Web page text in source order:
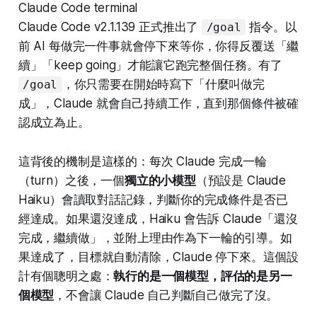
Claude Code terminal
Claude Code v2.1.139 正式推出了
/goal
指令。以
前 AI 每做完一件事就會停下來等你，你得反覆送「繼
續」「keep going」才能讓它跑完整個任務。有了
/goal
，你只需要在開始時寫下「什麼叫做完
成」，Claude 就會自己持續工作，直到那個條件被確
認成立為止。
這背後的機制是這樣的：每次 Claude 完成一輪
（turn）之後，一個獨立的小模型 （預設是 Claude
Haiku）會讀取對話記錄，判斷你的完成條件是否已
經達成。如果還沒達成，Haiku 會告訴 Claude「還沒
完成，繼續做」，並附上理由作為下一輪的引導。如
果達成了，目標就自動清除，Claude 停下來。這個設
計有個聰明之處：執行的是一個模型，評估的是另一
個模型 ，不會讓 Claude 自己判斷自己做完了沒。